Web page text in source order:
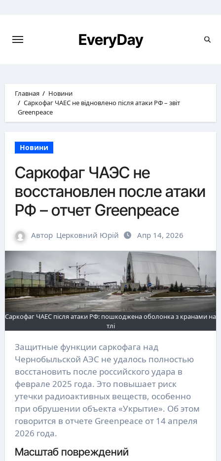
EveryDay
Главная
Новини
Саркофаг ЧАЕС не відновлено після атаки РФ – звіт
Greenpeace
Новини
Саркофаг ЧАЭС не
восстановлен после атаки
РФ – отчет Greenpeace
Автор Церковний Юрій Апр 14, 2026
Саркофаг ЧАЕС після атаки РФ: пошкоджена оболонка з кранами на
тлі
Защитные функции саркофага над
Чернобыльской АЭС не удалось полностью
восстановить после российского удара в
феврале 2025 года. Это повышает риск
утечки радиоактивных веществ, особенно
при обрушении объекта «Укрытие». Об этом
говорится в отчете Greenpeace от 14 апреля
2026 года.
Масштаб повреждений